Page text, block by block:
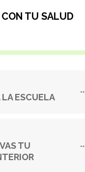
TU SALUD
LA ESCUELA
TU